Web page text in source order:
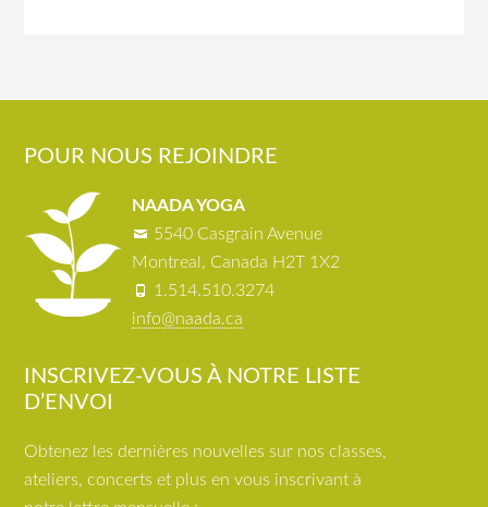
POUR NOUS REJOINDRE
NAADA YOGA
5540 Casgrain Avenue
Montreal, Canada H2T 1X2
1.514.510.3274
info@naada.ca
INSCRIVEZ-VOUS À NOTRE LISTE
D’ENVOI
Obtenez les dernières nouvelles sur nos classes,
ateliers, concerts et plus en vous inscrivant à